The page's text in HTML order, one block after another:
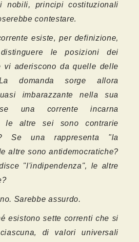
nobili, principi costituzionali
contestare.
esiste, per definizione,
le posizioni dei
vi aderiscono da quelle delle
domanda sorge allora
imbarazzante nella sua
una corrente incarna
le altre sei sono contrarie
Se una rappresenta "la
altre sono antidemocratiche?
"l'indipendenza", le altre
Sarebbe assurdo.
esistono sette correnti che si
di valori universali